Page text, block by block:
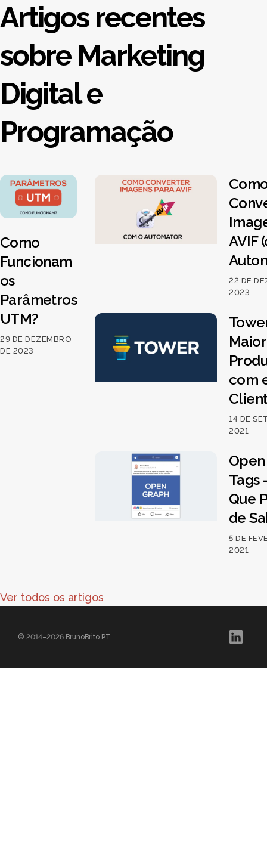
Artigos recentes
sobre Marketing
Digital e
Programação
Como
Funcionam
os
Parâmetros
UTM?
29 DE DEZEMBRO
DE 2023
AVIF
22 DE
2023
Maior
com
14 DE
2021
Tags
Que
de
5 DE
2021
Ver todos os artigos
© 2014–2026 BrunoBrito.PT